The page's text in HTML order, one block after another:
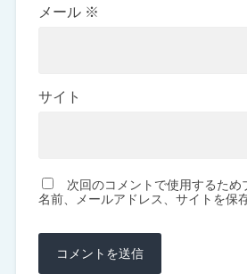
メール ※
サイト
次回のコメントで使用するため
名前、メールアドレス、サイトを保